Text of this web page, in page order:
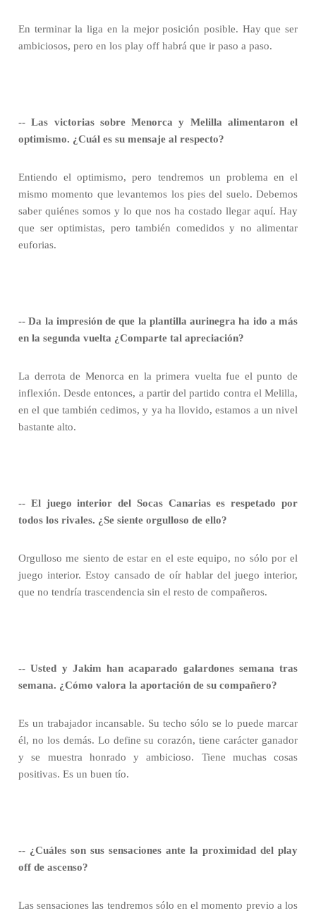
En terminar la liga en la mejor posición posible. Hay que ser
ambiciosos, pero en los play off habrá que ir paso a paso.
-- Las victorias sobre Menorca y Melilla alimentaron el
optimismo. ¿Cuál es su mensaje al respecto?
Entiendo el optimismo, pero tendremos un problema en el
mismo momento que levantemos los pies del suelo. Debemos
saber quiénes somos y lo que nos ha costado llegar aquí. Hay
que ser optimistas, pero también comedidos y no alimentar
euforias.
-- Da la impresión de que la plantilla aurinegra ha ido a más
en la segunda vuelta ¿Comparte tal apreciación?
La derrota de Menorca en la primera vuelta fue el punto de
inflexión. Desde entonces, a partir del partido contra el Melilla,
en el que también cedimos, y ya ha llovido, estamos a un nivel
bastante alto.
-- El juego interior del Socas Canarias es respetado por
todos los rivales. ¿Se siente orgulloso de ello?
Orgulloso me siento de estar en el este equipo, no sólo por el
juego interior. Estoy cansado de oír hablar del juego interior,
que no tendría trascendencia sin el resto de compañeros.
-- Usted y Jakim han acaparado galardones semana tras
semana. ¿Cómo valora la aportación de su compañero?
Es un trabajador incansable. Su techo sólo se lo puede marcar
él, no los demás. Lo define su corazón, tiene carácter ganador
y se muestra honrado y ambicioso. Tiene muchas cosas
positivas. Es un buen tío.
-- ¿Cuáles son sus sensaciones ante la proximidad del play
off de ascenso?
Las sensaciones las tendremos sólo en el momento previo a los